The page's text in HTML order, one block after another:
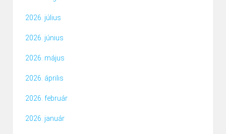
2026. július
2026. június
2026. május
2026. április
2026. február
2026. január